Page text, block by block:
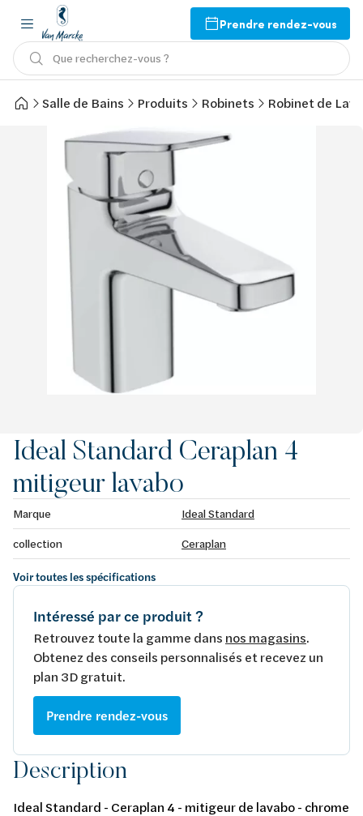
Prendre rendez-vous
Que recherchez-vous ?
Salle de Bains Produits Robinets Robinet de
Ideal Standard Ceraplan 4
mitigeur lavabo
Marque
Ideal Standard
collection
Ceraplan
Voir toutes les spécifications
Intéressé par ce produit ?
Retrouvez toute la gamme dans nos magasins.
Obtenez des conseils personnalisés et recevez un
plan 3D gratuit.
Prendre rendez-vous
Description
Ideal Standard - Ceraplan 4 - mitigeur de lavabo - chrome